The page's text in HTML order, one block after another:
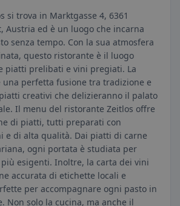
si trova in Marktgasse 4, 6361
Austria ed è un luogo che incarna
senza tempo. Con la sua atmosfera
questo ristorante è il luogo
piatti prelibati e vini pregiati. La
una perfetta fusione tra tradizione e
creativi che delizieranno il palato
Il menu del ristorante Zeitlos offre
di piatti, tutti preparati con
e di alta qualità. Dai piatti di carne
ogni portata è studiata per
esigenti. Inoltre, la carta dei vini
accurata di etichette locali e
per accompagnare ogni pasto in
Non solo la cucina, ma anche il